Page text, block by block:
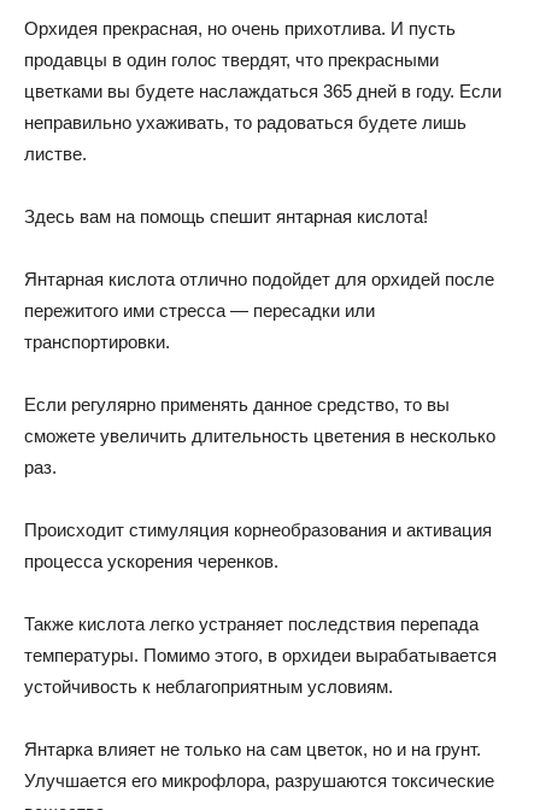
Орхидея прекрасная, но очень прихотлива. И пусть
продавцы в один голос твердят, что прекрасными
цветками вы будете наслаждаться 365 дней в году. Если
неправильно ухаживать, то радоваться будете лишь
листве.
Здесь вам на помощь спешит янтарная кислота!
Янтарная кислота отлично подойдет для орхидей после
пережитого ими стресса — пересадки или
транспортировки.
Если регулярно применять данное средство, то вы
сможете увеличить длительность цветения в несколько
раз.
Происходит стимуляция корнеобразования и активация
процесса ускорения черенков.
Также кислота легко устраняет последствия перепада
температуры. Помимо этого, в орхидеи вырабатывается
устойчивость к неблагоприятным условиям.
Янтарка влияет не только на сам цветок, но и на грунт.
Улучшается его микрофлора, разрушаются токсические